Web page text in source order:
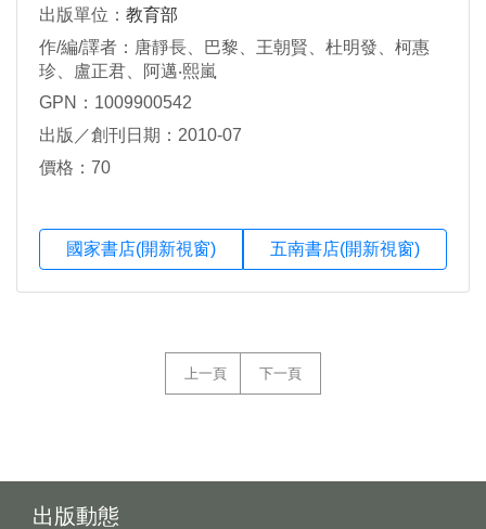
出版單位： 教育部
作/編/譯者：唐靜長、巴黎、王朝賢、杜明發、柯惠
珍、盧正君、阿邁‧熙嵐
GPN：1009900542
出版／創刊日期：2010-07
價格：70
國家書店(開新視窗) 五南書店(開新視窗)
上一頁 下一頁
出版動態